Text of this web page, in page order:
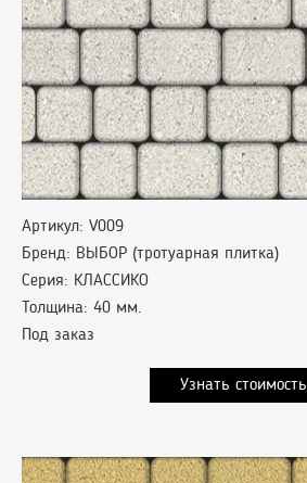
Артикул: V009
Бренд: ВЫБОР (тротуарная плитка)
Серия: КЛАССИКО
Толщина: 40 мм.
Под заказ
Узнать стоимость